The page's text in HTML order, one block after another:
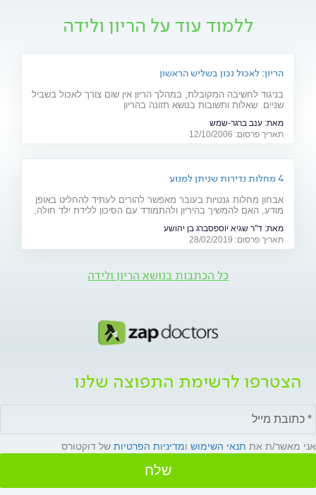
ללמוד עוד על הריון ולידה
הריון: לאכול נכון בשליש הראשון
בניגוד לחשיבה המקובלת, במהלך הריון אין שום צורך לאכול בשביל
שניים. שאלות ותשובות בנושא תזונה בהריון
מאת: ענב ברגר-שמש
תאריך פרסום: 12/10/2006
4 מחלות נדירות שניתן למנוע
אבחון מחלות גנטיות בעובר מאפשר להורים לעתיד להחליט באופן
מודע, האם להמשיך בהיריון ולהתמודד עם הסיכון ללידת ילד חולה,
(28.2)מאת: ד"ר שגיא יוספסברג בן יהושע
תאריך פרסום: 28/02/2019
כל הכתבות בנושא הריון ולידה
הצטרפו לרשימת התפוצה שלנו
אני מאשר/ת את תנאי השימוש ומדיניות הפרטיות של דוקטורס
שלח